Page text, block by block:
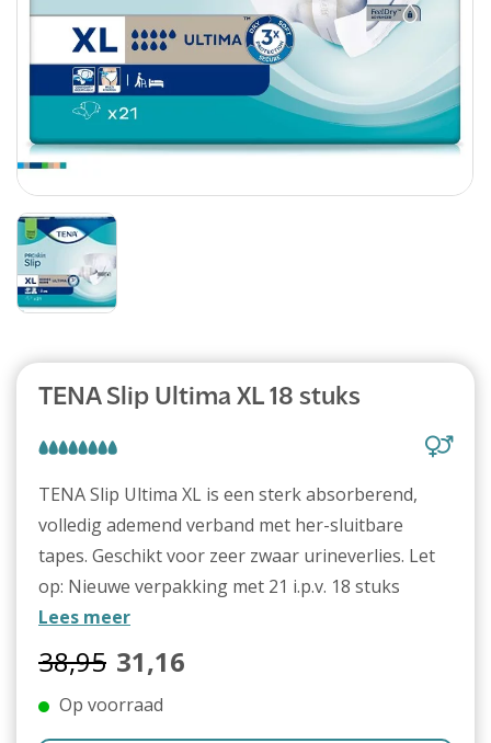
Abonnement
TENA Slip Ultima XL 18 stuks
TENA Slip Ultima XL is een sterk absorberend,
volledig ademend verband met her-sluitbare
tapes. Geschikt voor zeer zwaar urineverlies. Let
op: Nieuwe verpakking met 21 i.p.v. 18 stuks
Lees meer
38,95 31,16
Op voorraad